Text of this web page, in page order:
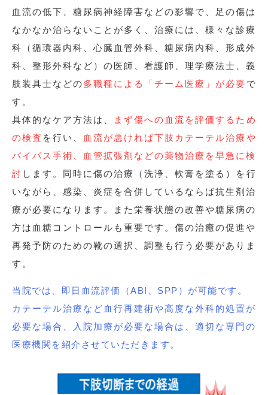
血流の低下、糖尿病神経障害などの影響で、足の傷は
なかなか治らないことが多く、治療には、様々な診療
科（循環器内科、心臓血管外科、糖尿病内科、形成外
科、整形外科など）の医師、看護師、理学療法士、義
肢装具士などの多職種による「チーム医療」が必要 で
す。
具体的なケア方法は、
まず傷への血流を評価するため
の検査 を行い、
血流が悪ければ下肢カテーテル治療や
バイパス手術、血管拡張剤などの薬物治療を早急に検
討 します。同時に傷の治療（洗浄、軟膏を塗る）を行
いながら、感染、炎症を合併しているならば抗生剤治
療が必要になります。また栄養状態の改善や糖尿病の
方は血糖コントロールも重要です。傷の治癒の促進や
再発予防のための靴の選択、調整も行う必要がありま
す。
当院では、即日血流評価（ABI、SPP）が可能です。
カテーテル治療など血行再建術や高度な外科的処置が
必要な場合、入院加療が必要な場合は、適切な専門の
医療機関を紹介させていただきます。